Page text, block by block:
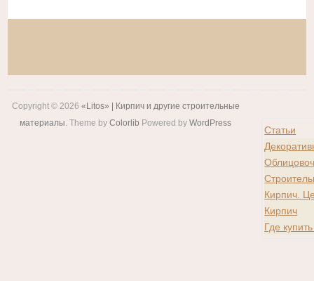
Статьи
Кирпич.
Кирпич
Где
Copyright © 2026 «Litos» | Кирпич и другие строительные
материалы. Theme byColorlib Powered byWordPress